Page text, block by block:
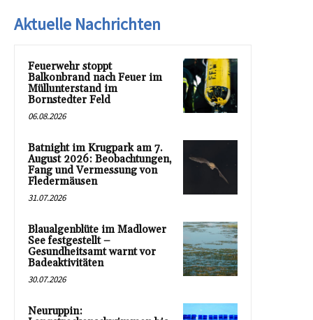
Aktuelle Nachrichten
Feuerwehr stoppt
Balkonbrand nach Feuer im
Müllunterstand im
Bornstedter Feld
06.08.2026
Batnight im Krugpark am 7.
August 2026: Beobachtungen,
Fang und Vermessung von
Fledermäusen
31.07.2026
Blaualgenblüte im Madlower
See festgestellt –
Gesundheitsamt warnt vor
Badeaktivitäten
30.07.2026
Neuruppin: